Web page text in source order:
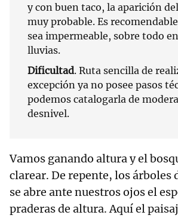
y con buen taco, la aparición
muy probable. Es
sea impermeable, sobre todo
lluvias.
Dificultad. Ruta sencilla de
excepción ya no posee pasos
podemos catalogarla de
desnivel.
Vamos ganando altura y el
clarear. De repente, los árboles
se abre ante nuestros ojos el
praderas de altura. Aquí el